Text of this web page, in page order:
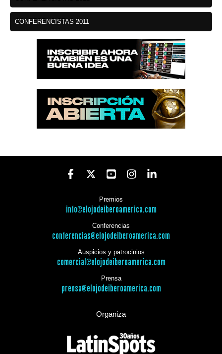
CONFERENCISTAS 2011
Premios
info@elojodeiberoamerica.com
Conferencias
conferencias@elojodeiberoamerica.com
Auspicios y patrocinios
comercial@elojodeiberoamerica.com
Prensa
prensa@elojodeiberoamerica.com
Organiza